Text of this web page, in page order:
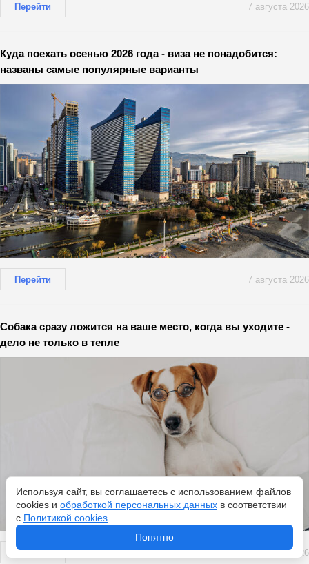
Перейти 7 августа 2026
Куда поехать осенью 2026 года - виза не понадобится:
названы самые популярные варианты
Перейти 7 августа 2026
Собака сразу ложится на ваше место, когда вы уходите -
дело не только в тепле
Перейти 7 августа 2026
Используя сайт, вы соглашаетесь с использованием файлов
cookies и обработкой персональных данных в соответствии
с Политикой cookies
Понятно